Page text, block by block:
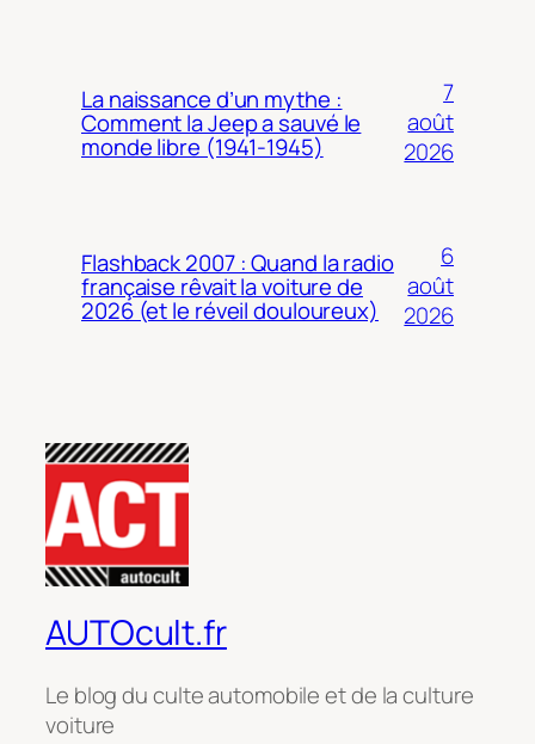
La naissance d’un mythe :
Comment la Jeep a sauvé le
monde libre (1941-1945)
7
août
2026
Flashback 2007 : Quand la radio
française rêvait la voiture de
2026 (et le réveil douloureux)
6
août
2026
AUTOcult.fr
Le blog du culte automobile et de la culture
voiture